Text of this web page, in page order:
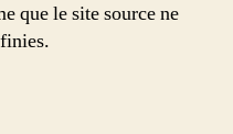
que le site source ne